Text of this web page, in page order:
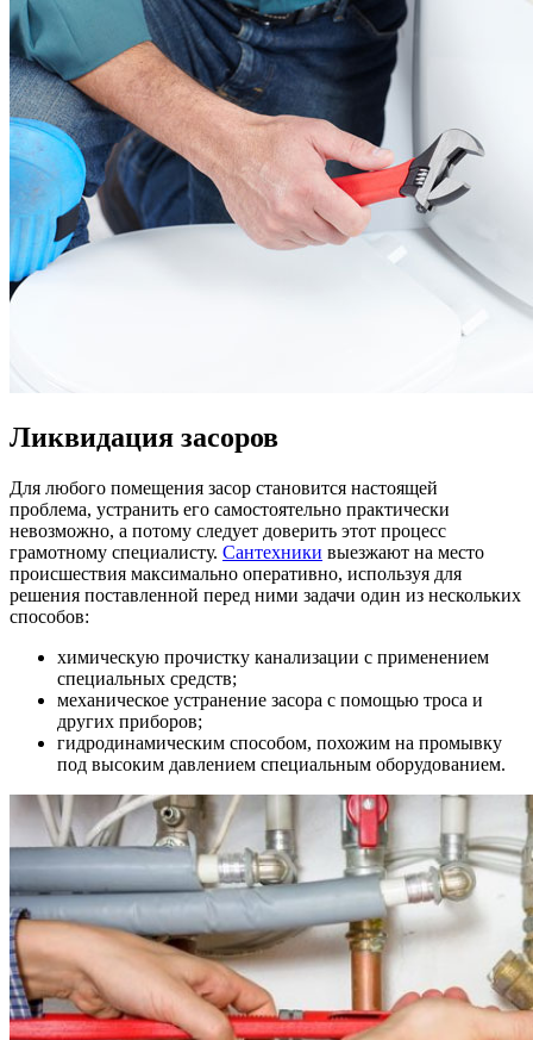
Ликвидация засоров
Для любого помещения засор становится настоящей
проблема, устранить его самостоятельно практически
невозможно, а потому следует доверить этот процесс
грамотному специалисту. Сантехники выезжают на место
происшествия максимально оперативно, используя для
решения поставленной перед ними задачи один из нескольких
способов:
химическую прочистку канализации с применением
специальных средств;
механическое устранение засора с помощью троса и
других приборов;
гидродинамическим способом, похожим на промывку
под высоким давлением специальным оборудованием.